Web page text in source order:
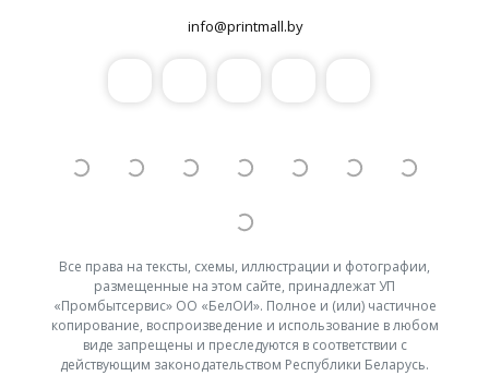
info@printmall.by
Все права на тексты, схемы, иллюстрации и фотографии,
размещенные на этом сайте, принадлежат УП
«Промбытсервис» ОО «БелОИ». Полное и (или) частичное
копирование, воспроизведение и использование в любом
виде запрещены и преследуются в соответствии с
действующим законодательством Республики Беларусь.